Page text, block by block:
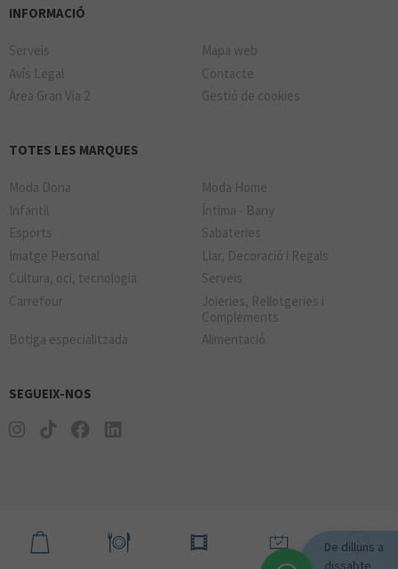
INFORMACIÓ
Serveis
Mapa web
Avís Legal
Contacte
Àrea Gran Via 2
Gestió de cookies
TOTES LES MARQUES
Moda Dona
Moda Home
Infantil
Íntima - Bany
Esports
Sabateries
Imatge Personal
Llar, Decoració i Regals
Cultura, oci, tecnologia
Serveis
Carrefour
Joieries, Rellotgeries i
Complements
Botiga especialitzada
Alimentació
SEGUEIX-NOS
De dilluns a
dissabte